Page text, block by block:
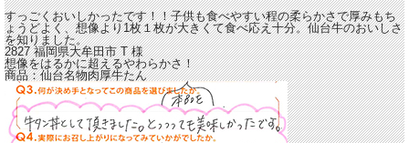
すっごくおいしかったです！！子供も食べやすい程の柔らかさで厚みもち
ょうどよく、想像より1枚１枚が大きくて食べ応え十分。仙台牛のおいしさ
を知りました。
2827 福岡県大牟田市T様
想像をはるかに超えるやわらかさ！
商品：仙台名物肉厚牛たん